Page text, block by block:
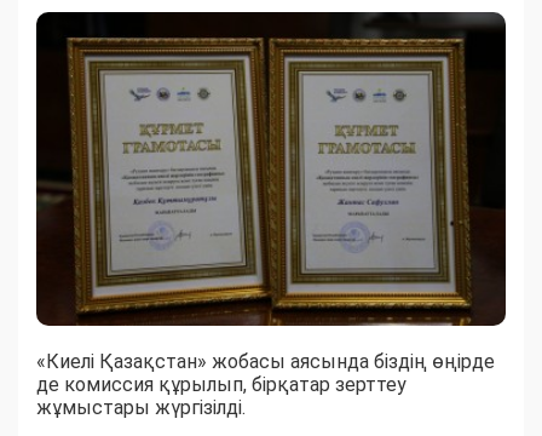
«Киелі Қазақстан» жобасы аясында біздің өңірде
де комиссия құрылып, бірқатар зерттеу
жұмыстары жүргізілді.